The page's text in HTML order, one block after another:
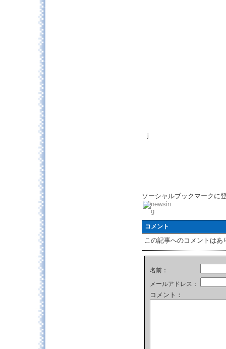
ｊ
ソーシャルブックマークに
コメント
この記事へのコメントはあ
名前：
メールアドレス：
コメント：